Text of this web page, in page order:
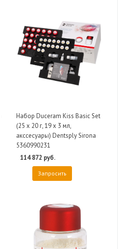
Набор Duceram Kiss Basic Set
(25 х 20 г, 19 х 3 мл,
акссесуары) Dentsply Sirona
5360990231
114 872 руб.
Запросить